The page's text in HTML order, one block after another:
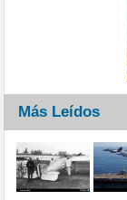
Más Leídos